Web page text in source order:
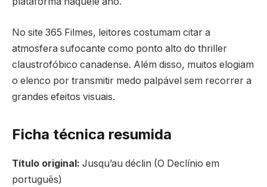
No site 365 Filmes, leitores costumam citar a
atmosfera sufocante como ponto alto do thriller
claustrofóbico canadense. Além disso, muitos elogiam
o elenco por transmitir medo palpável sem recorrer a
grandes efeitos visuais.
Ficha técnica resumida
Título original: Jusqu’au déclin (O Declínio em
português)